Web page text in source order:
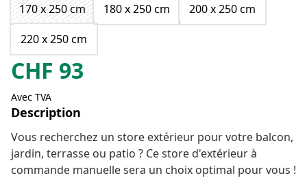
170 x 250 cm
180 x 250 cm
200 x 250 cm
220 x 250 cm
CHF 93
Avec TVA
Description
Vous recherchez un store extérieur pour votre balcon,
jardin, terrasse ou patio ? Ce store d'extérieur à
commande manuelle sera un choix optimal pour vous !